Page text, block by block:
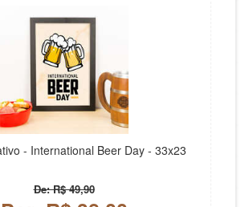
- International Beer Day - 33x23
De: R$ 49,90